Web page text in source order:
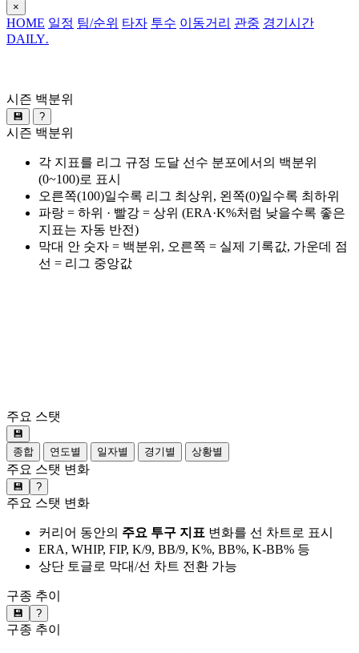
×
HOME 일정 팀/순위 타자 투수 이동거리 관중 경기시간
DAILY.
시즌 백분위
💾 ?
시즌 백분위
각 지표를 리그 규정 도달 선수 분포에서의 백분위
(0~100)로 표시
오른쪽(100)일수록 리그 최상위, 왼쪽(0)일수록 최하위
파랑 = 하위 · 빨강 = 상위 (ERA·K%처럼 낮을수록 좋은
지표는 자동 반전)
막대 안 숫자 = 백분위, 오른쪽 = 실제 기록값, 가운데 점
선 = 리그 중앙값
주요 스탯
💾
종합
연도별 일자별 경기별 상황별
주요 스탯 변화
💾 ?
주요 스탯 변화
커리어 동안의 주요 투구 지표 변화를 선 차트로 표시
ERA, WHIP, FIP, K/9, BB/9, K%, BB%, K-BB% 등
상단 토글로 막대/선 차트 전환 가능
구종 추이
💾 ?
구종 추이